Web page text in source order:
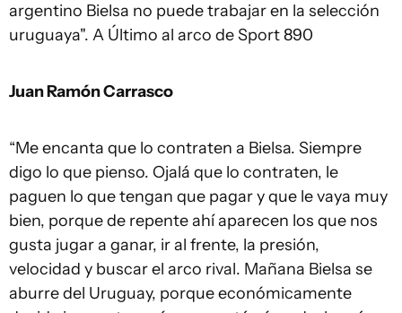
argentino Bielsa no puede trabajar en la selección
uruguaya". A Último al arco de Sport 890
Juan Ramón Carrasco
“Me encanta que lo contraten a Bielsa. Siempre
digo lo que pienso. Ojalá que lo contraten, le
paguen lo que tengan que pagar y que le vaya muy
bien, porque de repente ahí aparecen los que nos
gusta jugar a ganar, ir al frente, la presión,
velocidad y buscar el arco rival. Mañana Bielsa se
aburre del Uruguay, porque económicamente